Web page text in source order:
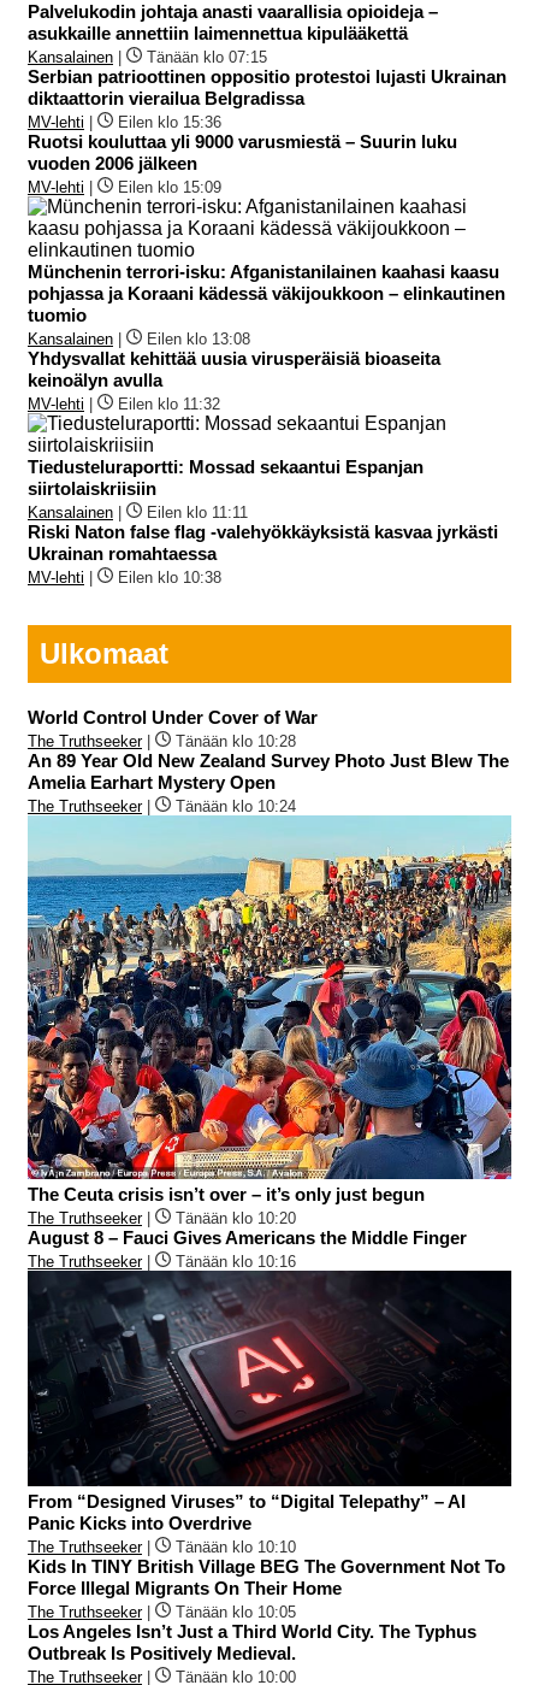
Palvelukodin johtaja anasti vaarallisia opioideja –
asukkaille annettiin laimennettua kipulääkettä
Kansalainen Tänään klo 07:15
Serbian patrioottinen oppositio protestoi lujasti Ukrainan
diktaattorin vierailua Belgradissa
MV-lehti Eilen klo 15:36
Ruotsi kouluttaa yli 9000 varusmiestä – Suurin luku
vuoden 2006 jälkeen
MV-lehti Eilen klo 15:09
Münchenin terrori-isku: Afganistanilainen kaahasi kaasu
pohjassa ja Koraani kädessä väkijoukkoon – elinkautinen
tuomio
Kansalainen Eilen klo 13:08
Yhdysvallat kehittää uusia virusperäisiä bioaseita
keinoälyn avulla
MV-lehti Eilen klo 11:32
Tiedusteluraportti: Mossad sekaantui Espanjan
siirtolaiskriisiin
Kansalainen Eilen klo 11:11
Riski Naton false flag -valehyökkäyksistä kasvaa jyrkästi
Ukrainan romahtaessa
MV-lehti Eilen klo 10:38
Ulkomaat
World Control Under Cover of War
The Truthseeker| Tänään klo 10:28
An 89 Year Old New Zealand Survey Photo Just Blew The
Amelia Earhart Mystery Open
The Truthseeker| Tänään klo 10:24
The Ceuta crisis isn’t over – it’s only just begun
The Truthseeker| Tänään klo 10:20
August 8 – Fauci Gives Americans the Middle Finger
The Truthseeker| Tänään klo 10:16
From “Designed Viruses” to “Digital Telepathy” – AI
Panic Kicks into Overdrive
The Truthseeker| Tänään klo 10:10
Kids In TINY British Village BEG The Government Not To
Force Illegal Migrants On Their Home
The Truthseeker| Tänään klo 10:05
Los Angeles Isn’t Just a Third World City. The Typhus
Outbreak Is Positively Medieval.
The Truthseeker| Tänään klo 10:00